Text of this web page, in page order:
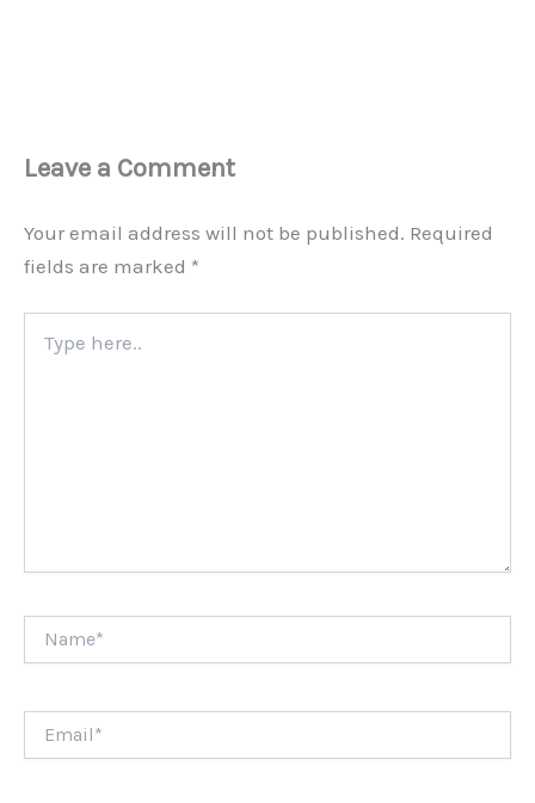
Leave a Comment
Your email address will not be published. Required
fields are marked *
here..